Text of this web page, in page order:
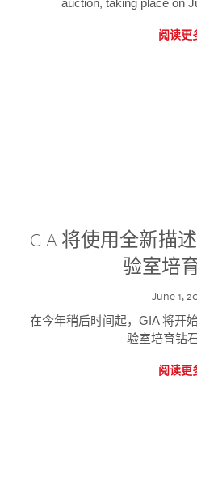
auction, taking place on
阅读更
GIA 将使用全新描
验室培
June 1,
在今年稍后时间起，GIA 将开
验室培育钻
阅读更